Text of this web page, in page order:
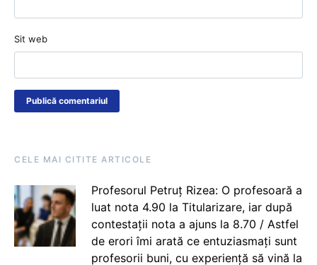
Sit web
CELE MAI CITITE ARTICOLE
Profesorul Petruț Rizea: O profesoară a
luat nota 4.90 la Titularizare, iar după
contestații nota a ajuns la 8.70 / Astfel
de erori îmi arată ce entuziasmați sunt
profesorii buni, cu experiență să vină la